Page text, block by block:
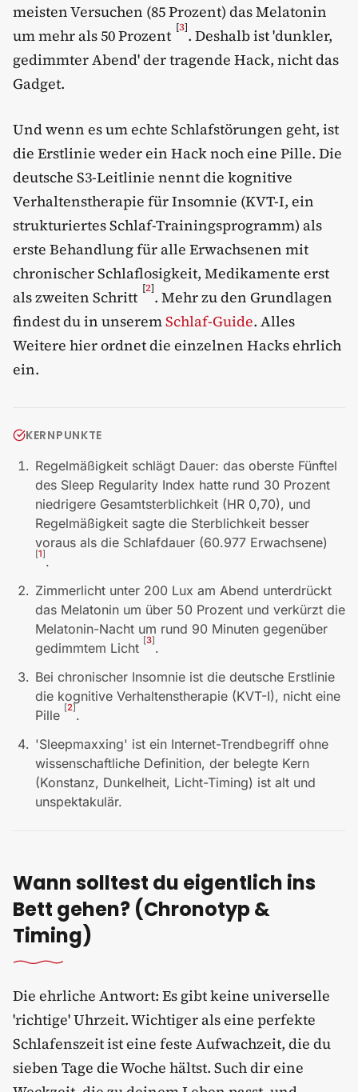
meisten Versuchen (85 Prozent) das Melatonin
um mehr als 50 Prozent [3]. Deshalb ist 'dunkler,
gedimmter Abend' der tragende Hack, nicht das
Gadget.
Und wenn es um echte Schlafstörungen geht, ist
die Erstlinie weder ein Hack noch eine Pille. Die
deutsche S3-Leitlinie nennt die kognitive
Verhaltenstherapie für Insomnie (KVT-I, ein
strukturiertes Schlaf-Trainingsprogramm) als
erste Behandlung für alle Erwachsenen mit
chronischer Schlaflosigkeit, Medikamente erst
als zweiten Schritt [2]. Mehr zu den Grundlagen
findest du in unseremSchlaf-Guide. Alles
Weitere hier ordnet die einzelnen Hacks ehrlich
ein.
KERNPUNKTE
Regelmäßigkeit schlägt Dauer: das oberste Fünftel
des Sleep Regularity Index hatte rund 30 Prozent
niedrigere Gesamtsterblichkeit (HR 0,70), und
Regelmäßigkeit sagte die Sterblichkeit besser
voraus als die Schlafdauer (60.977 Erwachsene)
[1].
Zimmerlicht unter 200 Lux am Abend unterdrückt
das Melatonin um über 50 Prozent und verkürzt die
Melatonin-Nacht um rund 90 Minuten gegenüber
gedimmtem Licht [3].
Bei chronischer Insomnie ist die deutsche Erstlinie
die kognitive Verhaltenstherapie (KVT-I), nicht eine
Pille [2].
'Sleepmaxxing' ist ein Internet-Trendbegriff ohne
wissenschaftliche Definition, der belegte Kern
(Konstanz, Dunkelheit, Licht-Timing) ist alt und
unspektakulär.
Wann solltest du eigentlich ins
Bett gehen? (Chronotyp &
Timing)
Die ehrliche Antwort: Es gibt keine universelle
'richtige' Uhrzeit. Wichtiger als eine perfekte
Schlafenszeit ist eine feste Aufwachzeit, die du
sieben Tage die Woche hältst. Such dir eine